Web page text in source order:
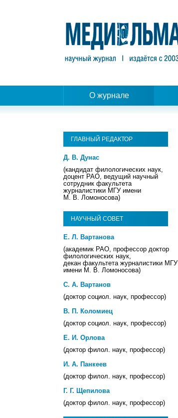
О журнале
ГЛАВНЫЙ РЕДАКТОР
Д. В. Дунас
(кандидат филологических наук,
доцент РАО, ведущий научный
сотрудник факультета
журналистики МГУ имени
М. В. Ломоносова)
НАУЧНЫЙ СОВЕТ
Е. Л. Вартанова
(академик РАО, профессор доктор
филологических наук,
декан факультета журналистики МГУ
имени М. В. Ломоносова)
С. А. Вартанов
(доктор социол. наук, профессор)
В. П. Коломиец
(доктор социол. наук, профессор)
Е. И. Орлова
(доктор филол. наук, профессор)
И. А. Панкеев
(доктор филол. наук, профессор)
Г. Г. Щепилова
(доктор филол. наук, профессор)